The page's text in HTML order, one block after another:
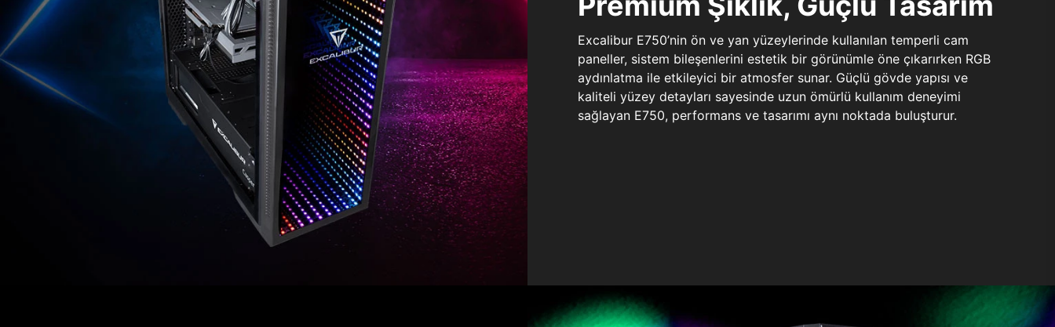
Excalibur E750’nin ön ve yan yüzeylerinde kullanılan temperli cam
paneller, sistem bileşenlerini estetik bir görünümle öne çıkarırken RGB
aydınlatma ile etkileyici bir atmosfer sunar. Güçlü gövde yapısı ve
kaliteli yüzey detayları sayesinde uzun ömürlü kullanım deneyimi
sağlayan E750, performans ve tasarımı aynı noktada buluşturur.